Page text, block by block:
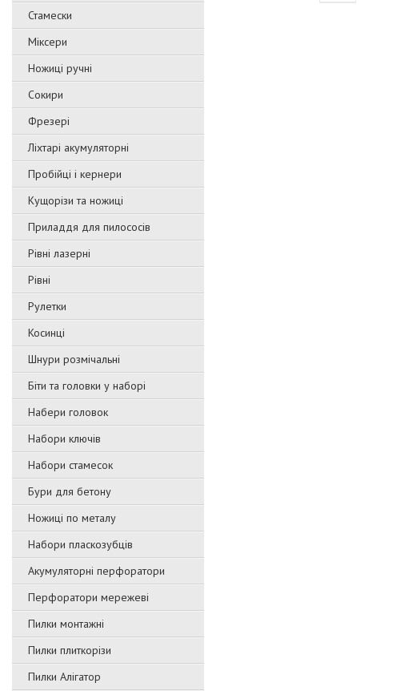
Стамески
Міксери
Ножиці ручні
Сокири
Фрезері
Ліхтарі акумуляторні
Пробійці і кернери
Кущорізи та ножиці
Приладдя для пилососів
Рівні лазерні
Рівні
Рулетки
Косинці
Шнури розмічальні
Біти та головки у наборі
Набери головок
Набори ключів
Набори стамесок
Бури для бетону
Ножиці по металу
Набори пласкозубців
Акумуляторні перфоратори
Перфоратори мережеві
Пилки монтажні
Пилки плиткорізи
Пилки Алігатор